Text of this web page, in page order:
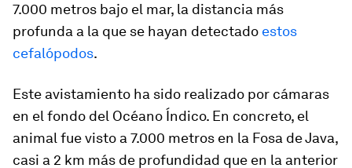
7.000 metros bajo el mar, la distancia más
profunda a la que se hayan detectado estos
cefalópodos.
Este avistamiento ha sido realizado por cámaras
en el fondo del Océano Índico. En concreto, el
animal fue visto a 7.000 metros en la Fosa de Java,
casi a 2 km más de profundidad que en la anterior